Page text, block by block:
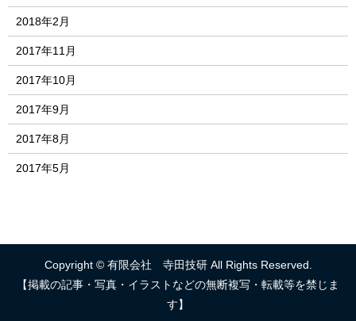
2018年2月
2017年11月
2017年10月
2017年9月
2017年8月
2017年5月
Copyright © 有限会社 寺田技研 All Rights Reserved.
【掲載の記事・写真・イラストなどの無断複写・転載等を禁じま
す】